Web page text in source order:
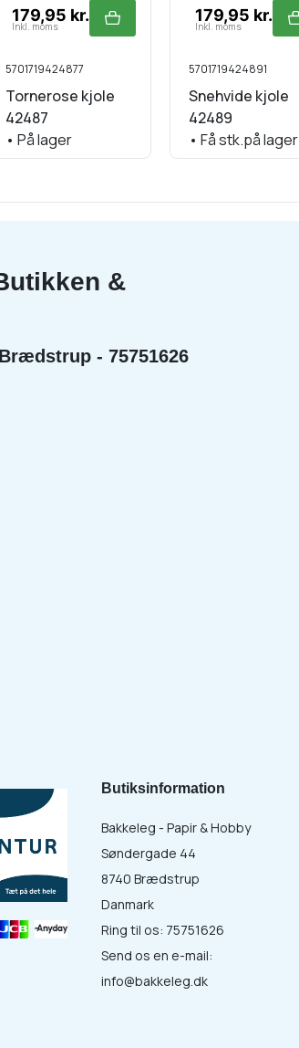
179,95 kr.
Inkl. moms
5701719424877
Tornerose kjole
42487
• På lager
179,95 kr.
Inkl. moms
5701719424891
Snehvide kjole
42489
• Få stk.på lager
&
- 75751626
Butiksinformation
Bakkeleg - Papir & Hobby
Søndergade 44
8740 Brædstrup
Danmark
Ring til os: 75751626
Send os en e-mail:
info@bakkeleg.dk